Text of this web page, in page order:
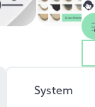
System